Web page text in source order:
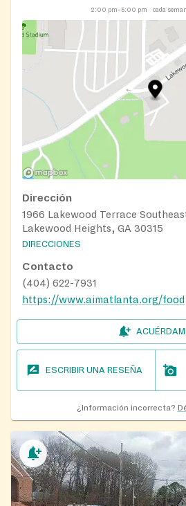
2:00 pm–5:00 pm cada
Dirección
1966 Lakewood Terrace
Lakewood Heights, GA 30315
DIRECCIONES
Contacto
(404) 622-7931
https://www.aimatlanta.org/food
ESCRIBIR UNA RESEÑA
¿Información incorrecta?